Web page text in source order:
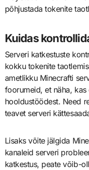
põhjustada tokenite
Kuidas
Serveri katkestuste
kokku tokenite
ametlikku Minecrafti
foorumeid, et näha,
hooldustöödest. Need
teavet serveri
Lisaks võite jälgida
kanaleid serveri
katkestus, peate võib-